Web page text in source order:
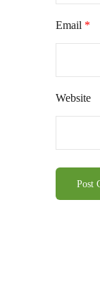
Email *
Website